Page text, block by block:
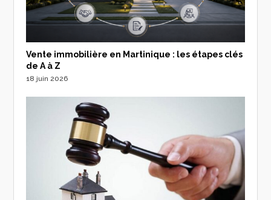
Vente immobilière en Martinique : les étapes clés
de A à Z
18 juin 2026